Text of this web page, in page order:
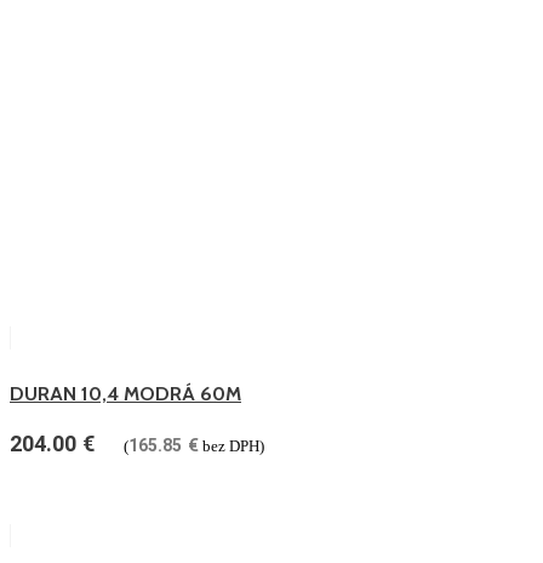
DURAN 10,4 MODRÁ 60M
204.00 € (165.85 € bez DPH)